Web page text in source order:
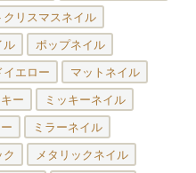
クリスマスネイル
ル ポップネイル
イエロー マットネイル
ー ミッキーネイル
ミラーネイル
ク メタリックネイル